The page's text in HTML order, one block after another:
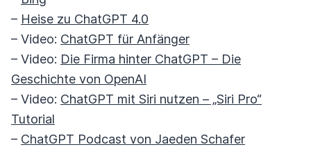
– Heise zu ChatGPT 4.0
– Video: ChatGPT für Anfänger
– Video: Die Firma hinter ChatGPT – Die
Geschichte von OpenAI
– Video: ChatGPT mit Siri nutzen – „Siri Pro“
Tutorial
– ChatGPT Podcast von Jaeden Schafer